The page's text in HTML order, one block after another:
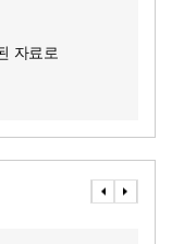
자료로